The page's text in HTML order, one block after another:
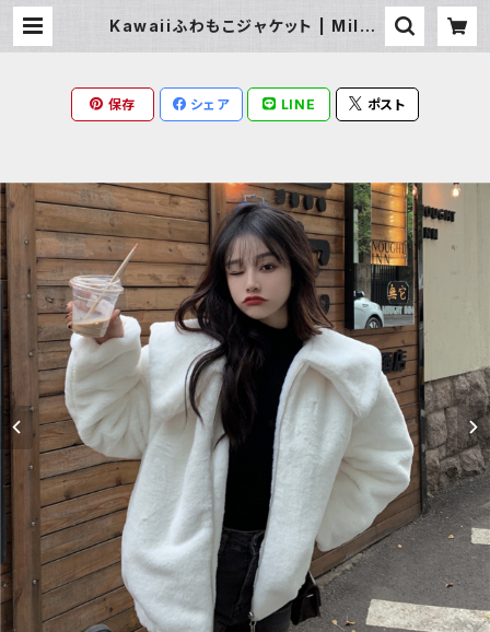
Kawaiiふわもこジャケット | Milky
保存 シェア LINE ポスト